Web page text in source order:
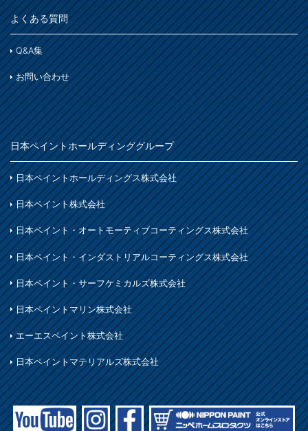
床・ベランダ・屋上
コンクリート床・アスファルト
ガーデン
プラスチック製品
木部
鉄製品
着色
ホビー・工作
石材・タイル
着色
木部
鉄部
紙・発泡スチロール
その他
ガーデン
着色
スプレー
ホビー・工作
塗装用具
よくある質問
Q&A集
お問い合わせ
日本ペイントホールディンググループ
日本ペイントホールディングス株式会社
日本ペイント株式会社
日本ペイント・オートモーティブコーティングス株式会社
日本ペイント・インダストリアルコーティングス株式会社
日本ペイント・サーフケミカルズ株式会社
日本ペイントマリン株式会社
エーエスペイント株式会社
日本ペイントマテリアルズ株式会社